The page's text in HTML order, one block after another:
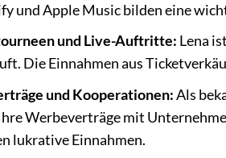
und Apple Music bilden eine
und Live-Auftritte: Lena
Die Einnahmen aus
und Kooperationen:Als
Werbeverträge mit
lukrative Einnahmen.